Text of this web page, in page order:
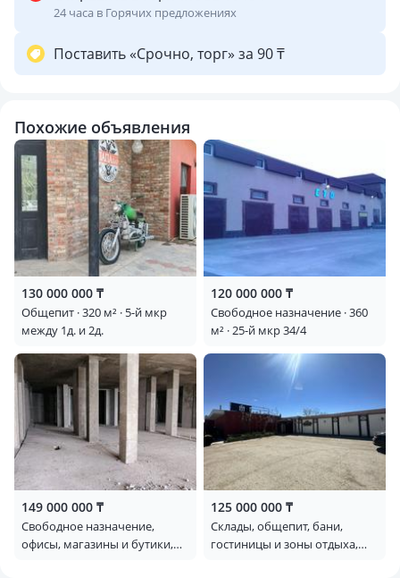
24 часа в Горячих предложениях
Поставить «Срочно, торг» за 90 ₸
Похожие объявления
130 000 000 ₸
Общепит · 320 м² · 5-й мкр
между 1д. и 2д.
120 000 000 ₸
Свободное назначение · 360
м² · 25-й мкр 34/4
149 000 000 ₸
Свободное назначение,
офисы, магазины и бутики,
125 000 000 ₸
Склады, общепит, бани,
гостиницы и зоны отдыха,